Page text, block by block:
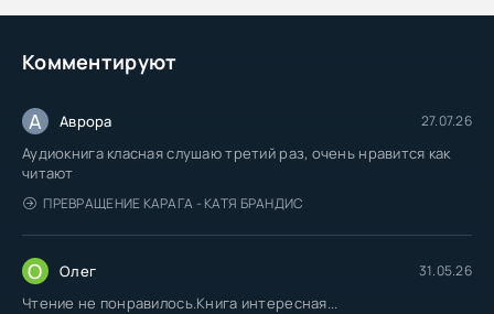
Комментируют
А Аврора 27.07.26
Аудиокнига класная слушаю третий раз, очень нравится как
читают
ПРЕВРАЩЕНИЕ КАРАГА - КАТЯ БРАНДИС
О Олег 31.05.26
Чтение не понравилось.Книга интересная...